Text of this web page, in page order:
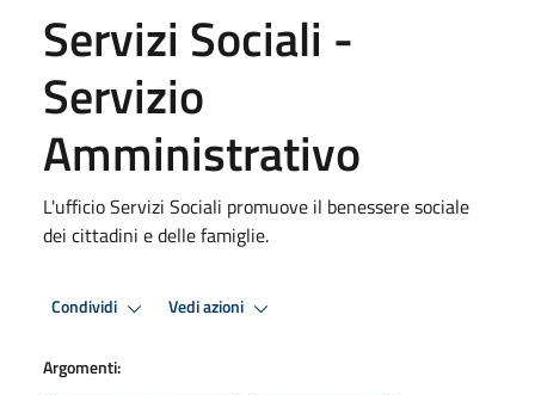
Servizi Sociali -
Servizio
Amministrativo
L'ufficio Servizi Sociali promuove il benessere sociale
dei cittadini e delle famiglie.
Condividi Vedi azioni
Argomenti: